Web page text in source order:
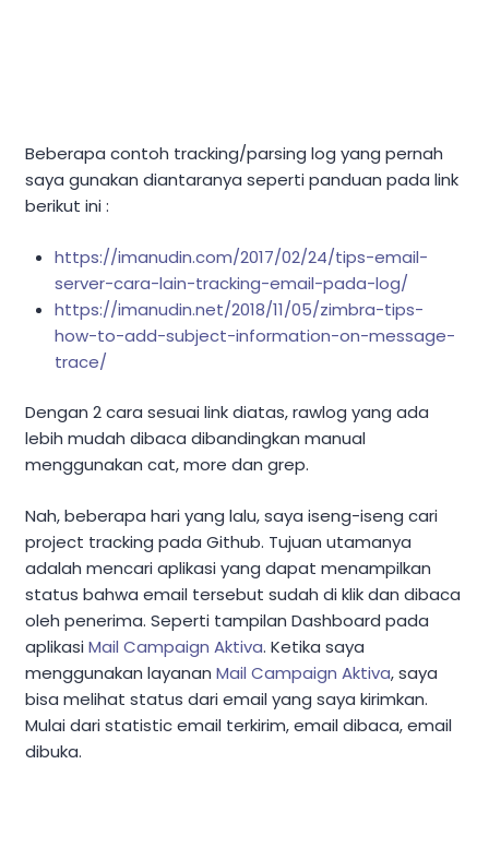
Beberapa contoh tracking/parsing log yang pernah
saya gunakan diantaranya seperti panduan pada link
berikut ini :
https://imanudin.com/2017/02/24/tips-email-
server-cara-lain-tracking-email-pada-log/
https://imanudin.net/2018/11/05/zimbra-tips-
how-to-add-subject-information-on-message-
trace/
Dengan 2 cara sesuai link diatas, rawlog yang ada
lebih mudah dibaca dibandingkan manual
menggunakan cat, more dan grep.
Nah, beberapa hari yang lalu, saya iseng-iseng cari
project tracking pada Github. Tujuan utamanya
adalah mencari aplikasi yang dapat menampilkan
status bahwa email tersebut sudah di klik dan dibaca
oleh penerima. Seperti tampilan Dashboard pada
aplikasiMail Campaign Aktiva. Ketika saya
menggunakan layanan Mail Campaign Aktiva, saya
bisa melihat status dari email yang saya kirimkan.
Mulai dari statistic email terkirim, email dibaca, email
dibuka.